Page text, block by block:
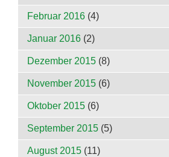
Februar 2016 (4)
Januar 2016 (2)
Dezember 2015 (8)
November 2015 (6)
Oktober 2015 (6)
September 2015 (5)
August 2015 (11)